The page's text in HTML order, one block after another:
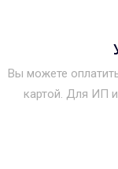
Вы можете
картой. Для ИП